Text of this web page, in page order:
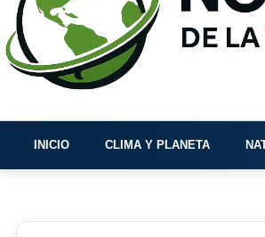
INICIO CLIMA Y PLANETA